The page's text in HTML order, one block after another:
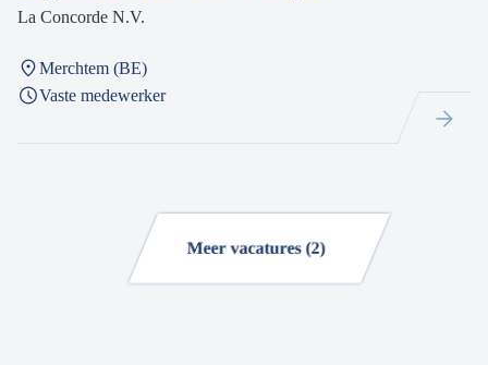
La Concorde N.V.
Merchtem (BE)
Vaste medewerker
Meer vacatures (2)